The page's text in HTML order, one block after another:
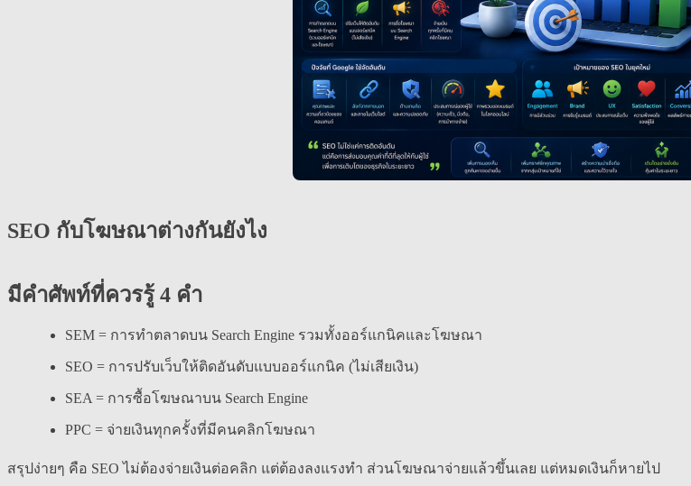
SEO กับโฆษณาต่างกันยังไง
มีคำศัพท์ที่ควรรู้ 4 คำ
SEM = การทำตลาดบน Search Engine รวมทั้งออร์แกนิคและโฆษณา
SEO = การปรับเว็บให้ติดอันดับแบบออร์แกนิค (ไม่เสียเงิน)
SEA = การซื้อโฆษณาบน Search Engine
PPC = จ่ายเงินทุกครั้งที่มีคนคลิกโฆษณา
สรุปง่ายๆ คือ SEO ไม่ต้องจ่ายเงินต่อคลิก แต่ต้องลงแรงทำ ส่วนโฆษณาจ่ายแล้วขึ้นเลย แต่หมดเงินก็หายไป